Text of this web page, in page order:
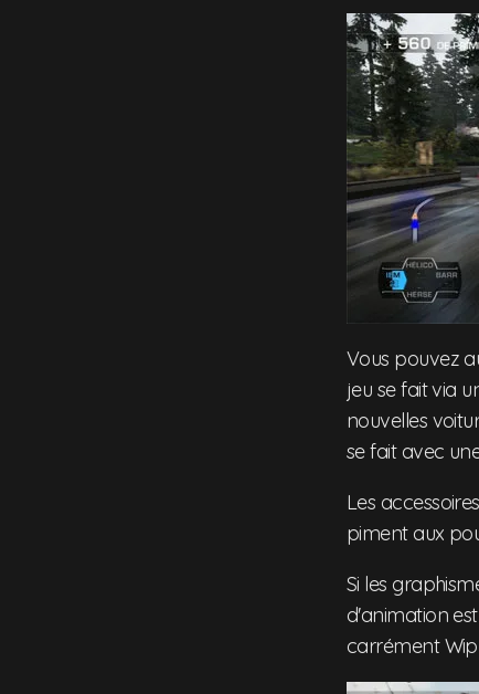
Vous pouvez
jeu se fait via
nouvelles
se fait avec
Les
piment aux
Si les
d'animation
carrément